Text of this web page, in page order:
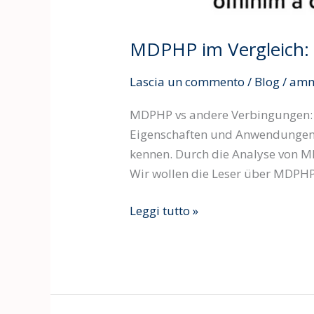
MDPHP im
Lascia un commento / Blog/
MDPHP vs andere
Eigenschaften und
kennen. Durch die Analyse von
Wir wollen die Leser über
Leggi tutto »